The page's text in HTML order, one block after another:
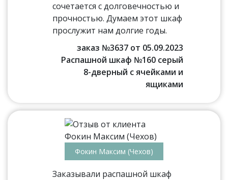
сочетается с долговечностью и
прочностью. Думаем этот шкаф
прослужит нам долгие годы.
заказ №3637 от 05.09.2023
Распашной шкаф №160 серый
8-дверный с ячейками и
ящиками
Фокин Максим (Чехов)
Заказывали распашной шкаф